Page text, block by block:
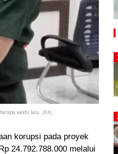
waktu lalu. (Kh)
korupsi pada proyek
24.792.788.000 melalui